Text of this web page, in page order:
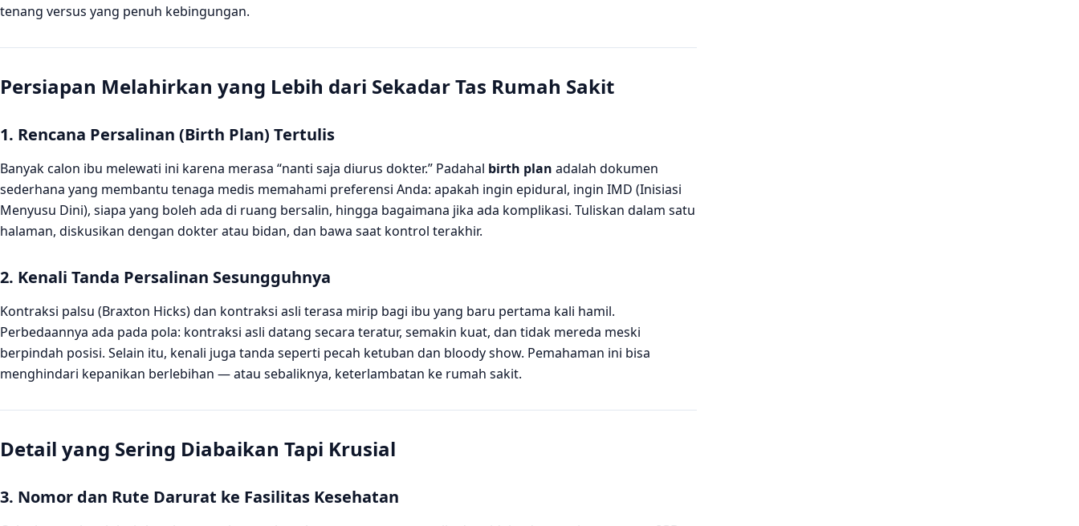
tenang versus yang penuh kebingungan.
Persiapan Melahirkan yang Lebih dari Sekadar Tas Rumah Sakit
1. Rencana Persalinan (Birth Plan) Tertulis
Banyak calon ibu melewati ini karena merasa “nanti saja diurus dokter.” Padahal birth plan adalah dokumen
sederhana yang membantu tenaga medis memahami preferensi Anda: apakah ingin epidural, ingin IMD (Inisiasi
Menyusu Dini), siapa yang boleh ada di ruang bersalin, hingga bagaimana jika ada komplikasi. Tuliskan dalam satu
halaman, diskusikan dengan dokter atau bidan, dan bawa saat kontrol terakhir.
2. Kenali Tanda Persalinan Sesungguhnya
Kontraksi palsu (Braxton Hicks) dan kontraksi asli terasa mirip bagi ibu yang baru pertama kali hamil.
Perbedaannya ada pada pola: kontraksi asli datang secara teratur, semakin kuat, dan tidak mereda meski
berpindah posisi. Selain itu, kenali juga tanda seperti pecah ketuban dan bloody show. Pemahaman ini bisa
menghindari kepanikan berlebihan — atau sebaliknya, keterlambatan ke rumah sakit.
Detail yang Sering Diabaikan Tapi Krusial
3. Nomor dan Rute Darurat ke Fasilitas Kesehatan